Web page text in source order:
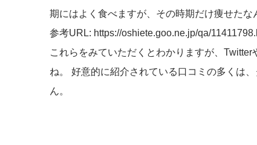
期にはよく食べますが、その時期だけ痩せたな
参考URL: https://oshiete.goo.ne.jp/qa/
これらをみていただくとわかりますが、
ね。 好意的に紹介されている口コミの多くは
ん。